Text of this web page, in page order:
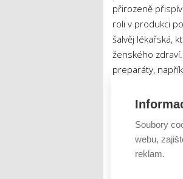
přirozeně
roli v produkci
šalvěj lékařská,
ženského
preparáty,
Pokud vnímáte
Někdy
Soubory
webu,
reklam.